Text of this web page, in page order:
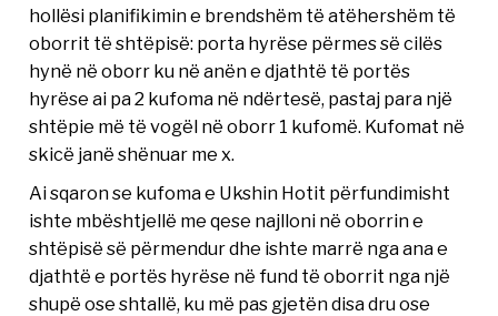
hollësi planifikimin e brendshëm të atëhershëm të
oborrit të shtëpisë: porta hyrëse përmes së cilës
hynë në oborr ku në anën e djathtë të portës
hyrëse ai pa 2 kufoma në ndërtesë, pastaj para një
shtëpie më të vogël në oborr 1 kufomë. Kufomat në
skicë janë shënuar me x.
Ai sqaron se kufoma e Ukshin Hotit përfundimisht
ishte mbështjellë me qese najlloni në oborrin e
shtëpisë së përmendur dhe ishte marrë nga ana e
djathtë e portës hyrëse në fund të oborrit nga një
shupë ose shtallë, ku më pas gjetën disa dru ose